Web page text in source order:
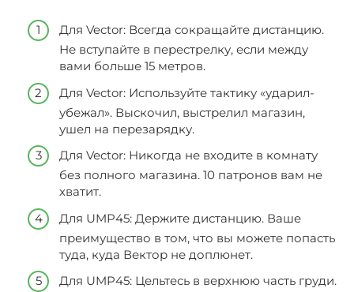
Для Vector: Всегда сокращайте дистанцию.
Не вступайте в перестрелку, если между
вами больше 15 метров.
Для Vector: Используйте тактику «ударил-
убежал». Выскочил, выстрелил магазин,
ушел на перезарядку.
Для Vector: Никогда не входите в комнату
без полного магазина. 10 патронов вам не
хватит.
Для UMP45: Держите дистанцию. Ваше
преимущество в том, что вы можете попасть
туда, куда Вектор не доплюнет.
Для UMP45: Цельтесь в верхнюю часть груди.